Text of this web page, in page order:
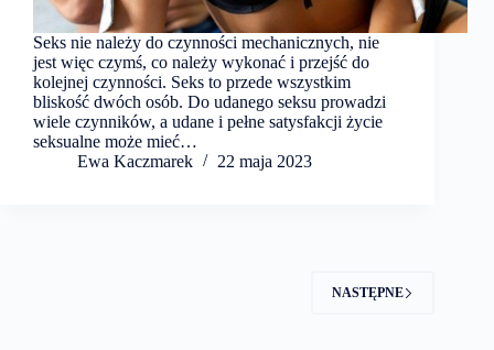
Seks nie należy do czynności mechanicznych, nie
jest więc czymś, co należy wykonać i przejść do
kolejnej czynności. Seks to przede wszystkim
bliskość dwóch osób. Do udanego seksu prowadzi
wiele czynników, a udane i pełne satysfakcji życie
seksualne może mieć…
Ewa Kaczmarek
22 maja 2023
NASTĘPNE